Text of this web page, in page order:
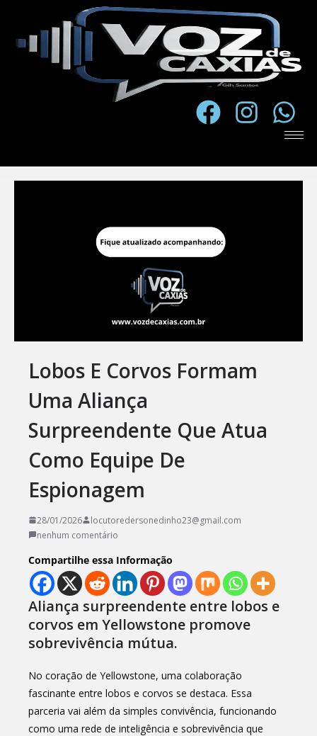
Lobos E Corvos Formam
Uma Aliança
Surpreendente Que Atua
Como Equipe De
Espionagem
28/01/2026
locutoredersonedinho23@gmail.com
nenhum comentário
Compartilhe essa Informação
Aliança surpreendente entre lobos e
corvos em Yellowstone promove
sobrevivência mútua.
No coração de Yellowstone, uma colaboração
fascinante entre lobos e corvos se destaca. Essa
parceria vai além da simples convivência, funcionando
como uma rede de inteligência e sobrevivência que